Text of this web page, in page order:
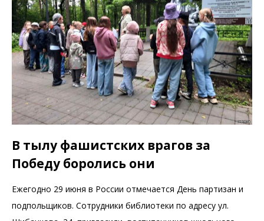
В тылу фашистских врагов за
Победу боролись они
Ежегодно 29 июня в России отмечается День партизан и
подпольщиков. Сотрудники библиотеки по адресу ул.